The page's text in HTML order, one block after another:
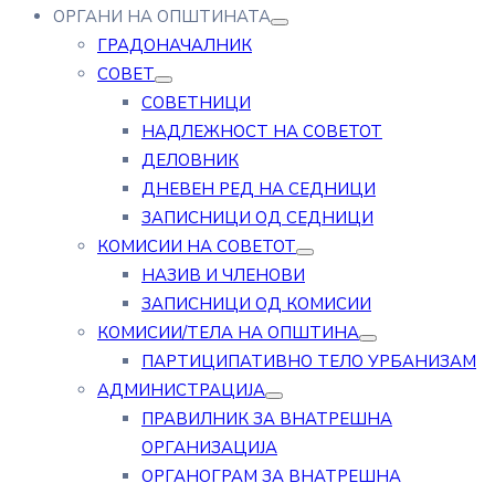
ОРГАНИ НА ОПШТИНАТА
ГРАДОНАЧАЛНИК
СОВЕТ
СОВЕТНИЦИ
НАДЛЕЖНОСТ НА СОВЕТОТ
ДЕЛОВНИК
ДНЕВЕН РЕД НА СЕДНИЦИ
ЗАПИСНИЦИ ОД СЕДНИЦИ
КОМИСИИ НА СОВЕТОТ
НАЗИВ И ЧЛЕНОВИ
ЗАПИСНИЦИ ОД КОМИСИИ
КОМИСИИ/ТЕЛА НА ОПШТИНА
ПАРТИЦИПАТИВНО ТЕЛО УРБАНИЗАМ
АДМИНИСТРАЦИЈА
ПРАВИЛНИК ЗА ВНАТРЕШНА
ОРГАНИЗАЦИЈА
ОРГАНОГРАМ ЗА ВНАТРЕШНА